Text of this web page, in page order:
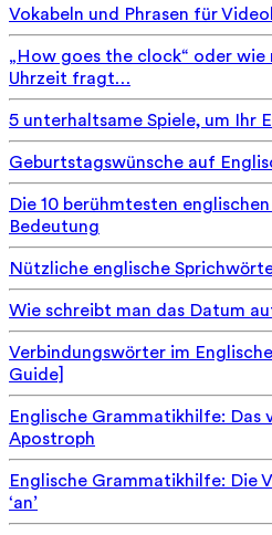
Vokabeln und Phrasen für
„How goes the clock“ oder
Uhrzeit fragt…
5 unterhaltsame Spiele, um Ihr
Geburtstagswünsche auf
Die 10 berühmtesten
Bedeutung
Nützliche englische
Wie schreibt man das Datum
Verbindungswörter im
Guide]
Englische Grammatikhilfe: Das
Apostroph
Englische Grammatikhilfe: Die
‘an’